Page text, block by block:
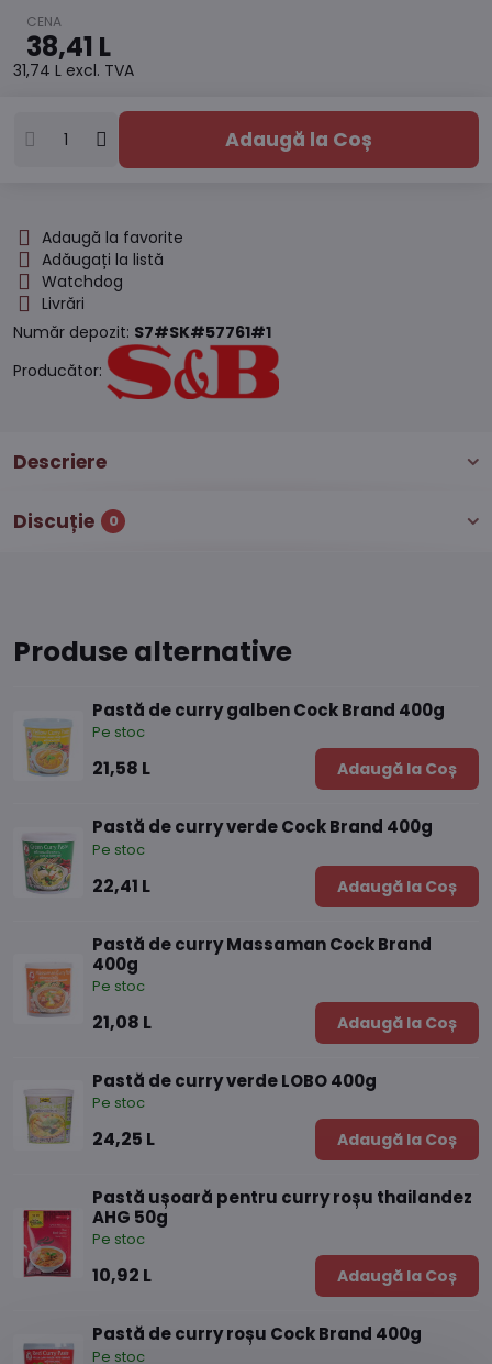
38,41 L
31,74 L excl. TVA
Adaugă la Coș
Adaugă la favorite
Adăugați la listă
Watchdog
Livrări
Număr depozit: S7#SK#57761#1
Producător:
Descriere
Discuție 0
Produse alternative
Pastă de curry galben Cock Brand 400g
Pe stoc
21,58 L Adaugă la Coș
Pastă de curry verde Cock Brand 400g
Pe stoc
22,41 L Adaugă la Coș
Pastă de curry Massaman Cock Brand
400g
Pe stoc
21,08 L Adaugă la Coș
Pastă de curry verde LOBO 400g
Pe stoc
24,25 L Adaugă la Coș
Pastă ușoară pentru curry roșu thailandez
AHG 50g
Pe stoc
10,92 L Adaugă la Coș
Pastă de curry roșu Cock Brand 400g
Pe stoc